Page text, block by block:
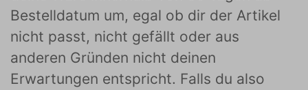
Bestelldatum um, egal ob dir der Artikel
nicht passt, nicht gefällt oder aus
anderen Gründen nicht deinen
Erwartungen entspricht. Falls du also